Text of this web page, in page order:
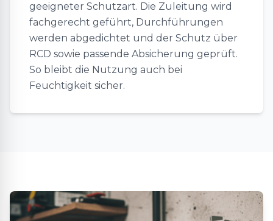
geeigneter Schutzart. Die Zuleitung wird
fachgerecht geführt, Durchführungen
werden abgedichtet und der Schutz über
RCD sowie passende Absicherung geprüft.
So bleibt die Nutzung auch bei
Feuchtigkeit sicher.